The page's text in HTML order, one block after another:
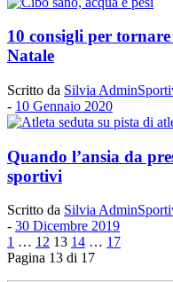
10 consigli per
Natale
Scritto da Silvia
- 10 Gennaio 2020
Quando l’ansia da
sportivi
Scritto da Silvia
- 30 Dicembre 2019
1 … 12 13 14 … 17
Pagina 13 di 17